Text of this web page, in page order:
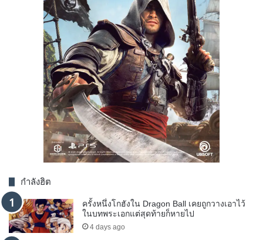
กำลังฮิต
ครั้งหนึ่งโกฮังใน Dragon Ball เคยถูกวางเอาไว้
ในบทพระเอกแต่สุดท้ายก็หายไป
4 days ago